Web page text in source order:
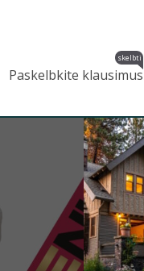
Paskelbkite klausimus
skelbti